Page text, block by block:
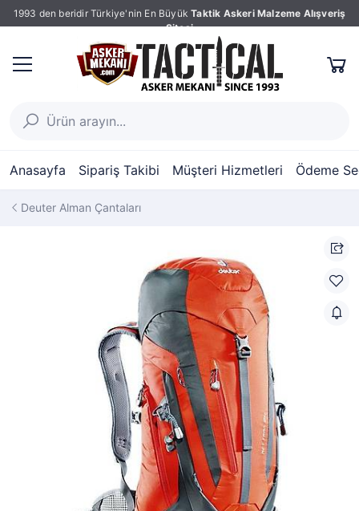
1993 den beridir Türkiye'nin En Büyük Taktik Askeri Malzeme Alışveriş
Sitesi
Anasayfa Sipariş Takibi Müşteri Hizmetleri Ödeme
Deuter Alman Çantaları